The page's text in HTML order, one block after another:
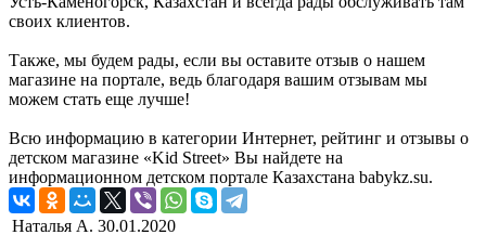
своих клиентов.
Также, мы будем рады, если вы оставите отзыв о нашем
магазине на портале, ведь благодаря вашим отзывам мы
можем стать еще лучше!
Всю информацию в категории Интернет, рейтинг и отзывы о
детском магазине «Kid Street» Вы найдете на
информационном детском портале Казахстана babykz.su.
Наталья А. 30.01.2020